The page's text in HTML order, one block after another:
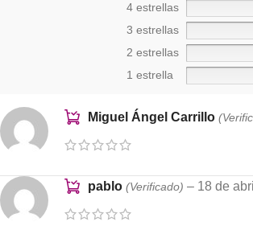
4 estrellas
3 estrellas
2 estrellas
1 estrella
Miguel Ángel Carrillo
pablo (Verificado) – 18 de